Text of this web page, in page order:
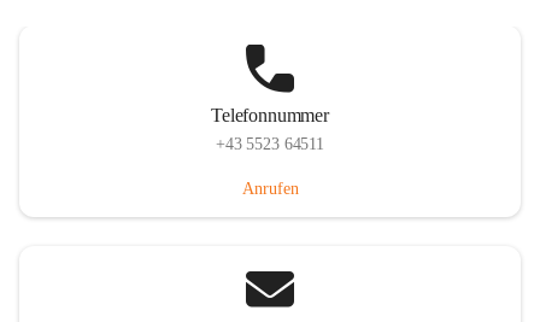
Telefonnummer
+43 5523 64511
Anrufen